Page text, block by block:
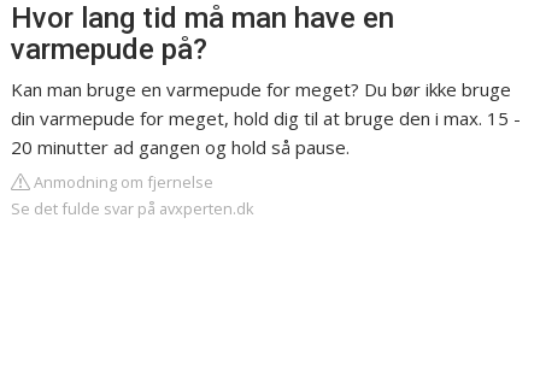
Hvor lang tid må man have en
varmepude på?
Kan man bruge en varmepude for meget? Du bør ikke bruge
din varmepude for meget, hold dig til at bruge den i max. 15 -
20 minutter ad gangen og hold så pause.
Anmodning om fjernelse
Se det fulde svar på avxperten.dk